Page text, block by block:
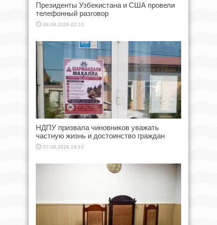
Президенты Узбекистана и США провели
телефонный разговор
08.08.2026 02:10
НДПУ призвала чиновников уважать
частную жизнь и достоинство граждан
07.08.2026 19:10